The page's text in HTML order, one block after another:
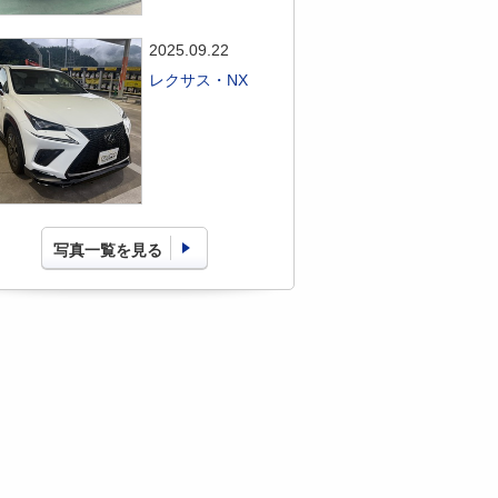
2025.09.22
レクサス・NX
写真一覧を見る